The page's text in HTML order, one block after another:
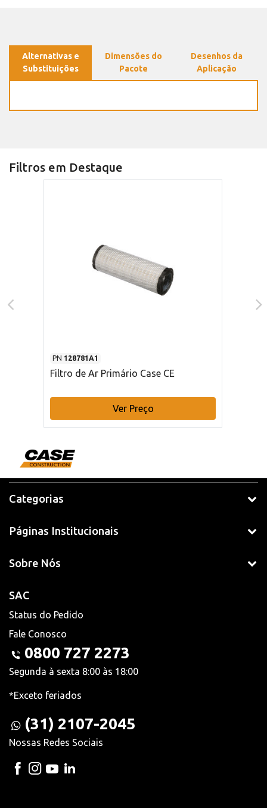
Alternativas e
Substituições
Dimensões do
Pacote
Desenhos da
Aplicação
Filtros em Destaque
PN 128781A1
Filtro de Ar Primário Case CE
Ver Preço
Categorias
Páginas Institucionais
Sobre Nós
SAC
Status do Pedido
Fale Conosco
0800 727 2273
Segunda à sexta 8:00 às 18:00
*Exceto feriados
(31) 2107-2045
Nossas Redes Sociais